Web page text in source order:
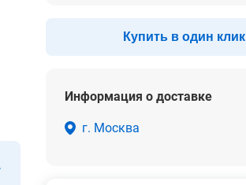
Купить в один клик
Информация о доставке
г. Москва